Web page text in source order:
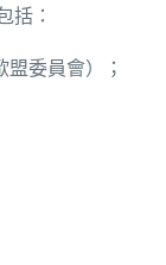
括：
委員會）；